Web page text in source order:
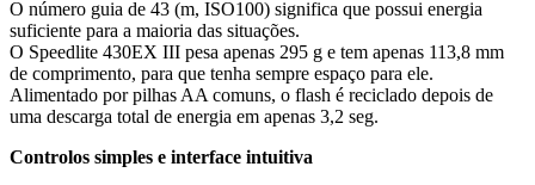
O número guia de 43 (m, ISO100) significa que possui energia
suficiente para a maioria das situações.
O Speedlite 430EX III pesa apenas 295 g e tem apenas 113,8 mm
de comprimento, para que tenha sempre espaço para ele.
Alimentado por pilhas AA comuns, o flash é reciclado depois de
uma descarga total de energia em apenas 3,2 seg.
Controlos simples e interface intuitiva